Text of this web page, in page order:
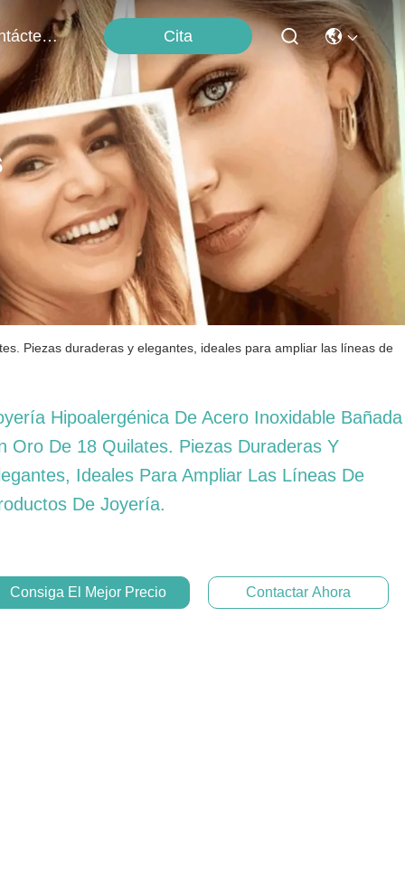
Contáctenos Cita
Piezas duraderas y elegantes, ideales para ampliar las líneas de
Hipoalergénica De Acero Inoxidable Bañada
Oro De 18 Quilates. Piezas Duraderas Y
Ideales Para Ampliar Las Líneas De
De Joyería.
Consiga El Mejor Precio Contactar Ahora